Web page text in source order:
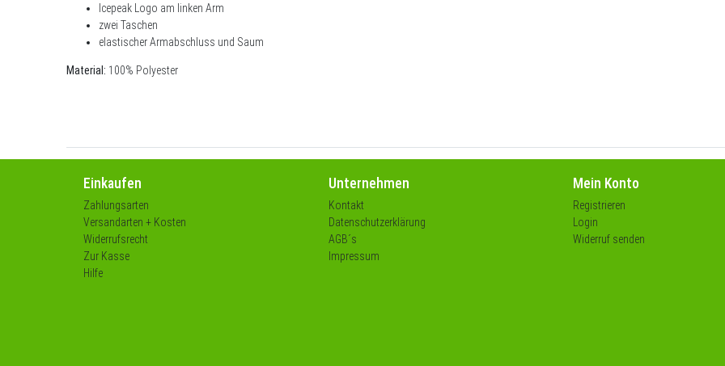
Icepeak Logo am linken Arm
zwei Taschen
elastischer Armabschluss und Saum
Material: 100% Polyester
Einkaufen
Zahlungsarten
Versandarten + Kosten
Widerrufsrecht
Zur Kasse
Hilfe
Unternehmen
Kontakt
Datenschutzerklärung
AGB´s
Impressum
Mein Konto
Registrieren
Login
Widerruf senden